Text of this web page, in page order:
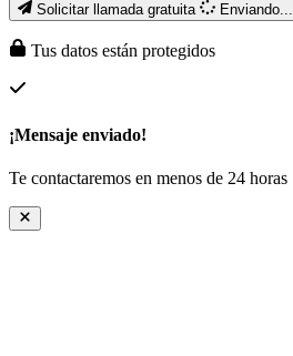
Solicitar llamada gratuita Enviando...
Tus datos están protegidos
¡Mensaje enviado!
Te contactaremos en menos de 24 horas